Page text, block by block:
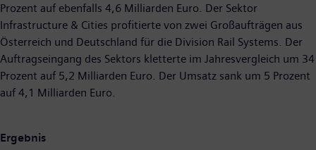
Prozent auf ebenfalls 4,6 Milliarden Euro. Der Sektor
Infrastructure & Cities profitierte von zwei Großaufträgen aus
Österreich und Deutschland für die Division Rail Systems. Der
Auftragseingang des Sektors kletterte im Jahresvergleich um 34
Prozent auf 5,2 Milliarden Euro. Der Umsatz sank um 5 Prozent
auf 4,1 Milliarden Euro.
Ergebnis